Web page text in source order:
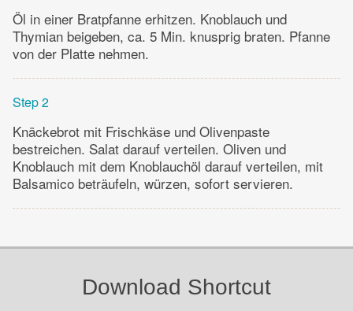
Öl in einer Bratpfanne erhitzen. Knoblauch und
Thymian beigeben, ca. 5 Min. knusprig braten. Pfanne
von der Platte nehmen.
Step 2
Knäckebrot mit Frischkäse und Olivenpaste
bestreichen. Salat darauf verteilen. Oliven und
Knoblauch mit dem Knoblauchöl darauf verteilen, mit
Balsamico beträufeln, würzen, sofort servieren.
Download Shortcut